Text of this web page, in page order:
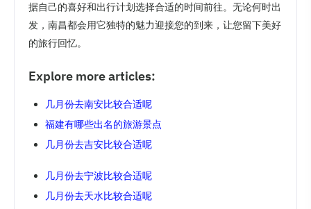
据自己的喜好和出行计划选择合适的时间前往。无论何时出
发，南昌都会用它独特的魅力迎接您的到来，让您留下美好
的旅行回忆。
Explore more articles:
几月份去南安比较合适呢
福建有哪些出名的旅游景点
几月份去吉安比较合适呢
几月份去宁波比较合适呢
几月份去天水比较合适呢